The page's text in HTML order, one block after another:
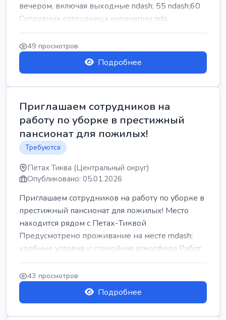
вечером, включая выходные ndash; 55 ndash;60
Сотрудник сотрудница кулинарии nda...
49 просмотров
Подробнее
Приглашаем сотрудников на
работу по уборке в престижный
пансионат для пожилых!
Требуются
Петах Тиква (Центральный округ)
Опубликовано: 05.01.2026
Приглашаем сотрудников на работу по уборке в
престижный пансионат для пожилых! Место
находится рядом с Петах-Тиквой
Предусмотрено проживание на месте mdash;
удобные условия и спокойная атмосфера Работ...
43 просмотров
Подробнее